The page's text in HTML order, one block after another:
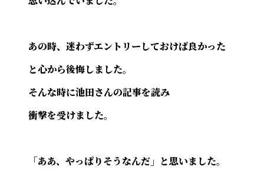
あの時、迷わずエントリーしておけば良かった
と心から後悔しました。
そんな時に池田さんの記事を読み
衝撃を受けました。
「ああ、やっぱりそうなんだ」と思いました。